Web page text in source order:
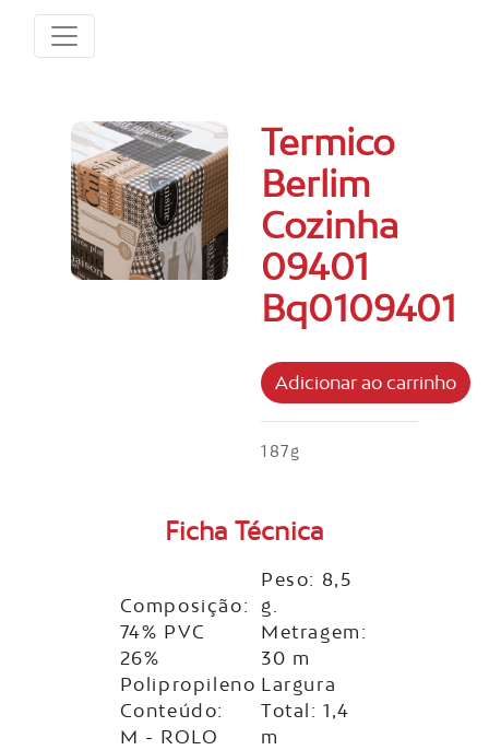
Termico
Berlim
Cozinha
09401
Bq0109401
187g
Ficha Técnica
Composição:
74% PVC
26%
Polipropileno
Conteúdo:
M - ROLO
Peso: 8,5
g.
Metragem:
30 m
Largura
Total: 1,4
m